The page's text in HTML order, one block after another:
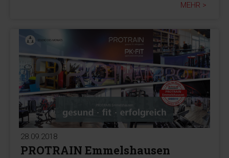
MEHR >
28.09.2018
PROTRAIN Emmelshausen